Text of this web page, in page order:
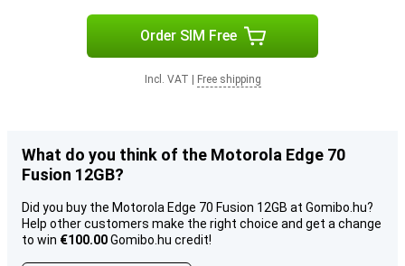
Order SIM Free
Incl. VAT Free shipping
What do you think of the Motorola Edge 70
Fusion 12GB?
Did you buy the Motorola Edge 70 Fusion 12GB at Gomibo.hu?
Help other customers make the right choice and get a change
to win €100.00Gomibo.hu credit!